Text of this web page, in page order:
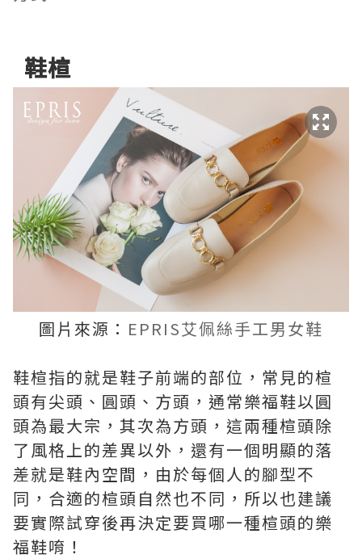
鞋楦
圖片來源： EPRIS艾佩絲手工男女鞋
鞋楦指的就是鞋子前端的部位，常見的楦
頭有尖頭、圓頭、方頭，通常樂福鞋以圓
頭為最大宗，其次為方頭，這兩種楦頭除
了風格上的差異以外，還有一個明顯的落
差就是鞋內空間，由於每個人的腳型不
同，合適的楦頭自然也不同，所以也建議
要實際試穿後再決定要買哪一種楦頭的樂
福鞋唷！